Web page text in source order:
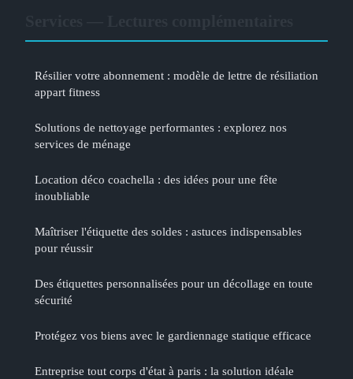
Résilier votre abonnement : modèle de lettre de résiliation
appart fitness
Solutions de nettoyage performantes : explorez nos
services de ménage
Location déco coachella : des idées pour une fête
inoubliable
Maîtriser l'étiquette des soldes : astuces indispensables
pour réussir
Des étiquettes personnalisées pour un décollage en toute
sécurité
Protégez vos biens avec le gardiennage statique efficace
Entreprise tout corps d'état à paris : la solution idéale